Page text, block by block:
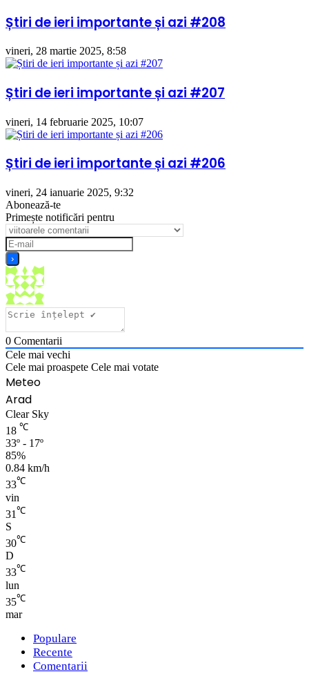
Știri de ieri importante și azi #208
vineri, 28 martie 2025, 8:58
Știri de ieri importante și azi #207
vineri, 14 februarie 2025, 10:07
Știri de ieri importante și azi #206
vineri, 24 ianuarie 2025, 9:32
Abonează-te
Primește notificări pentru
0 Comentarii
Cele mai vechi
Cele mai proaspete Cele mai votate
Meteo
Arad
Clear Sky
18 ℃
33º - 17º
85%
0.84 km/h
33℃
vin
31 ℃
S
30℃
D
33℃
lun
35℃
mar
Populare
Recente
Comentarii